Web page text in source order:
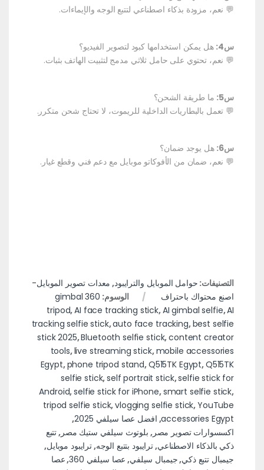
💬 نعم، مزودة بذكاء اصطناعي لتتبع الوجه والإيماءات.
س4:
هل يمكن استخدامها كبود لتصوير الفيديو؟
💬 نعم، تحتوي على حامل ثلاثي مدمج لتثبيت الهاتف بثبات.
س5:
ما طريقة الشحن؟
💬 تعمل بالبطاريات الداخلية للريموت، لا تحتاج شحن متكرر.
س6:
هل يوجد ضمان؟
💬 نعم، ضمان من الأفوكاتو موبايل مع دعم فني وقطع غيار.
التصنيفات: حوامل الموبايل والترايبود, معدات تصوير الموبايل-
اصنع محتواك باحتراف
الوسوم:
360 gimbal
tripod,AI face tracking stick,AI gimbal selfie,AI
tracking selfie stick,auto face tracking,best selfie
stick 2025,Bluetooth selfie stick,content creator
tools,live streaming stick,mobile accessories
Egypt,phone tripod stand,Q515TK Egypt,Q515TK
selfie stick,self portrait stick,selfie stick for
Android,selfie stick for iPhone,smart selfie stick,
tripod selfie stick,vlogging selfie stick,YouTube
accessories Egypt
, افضل عصا سيلفي 2025
,
اكسسوارات تصوير مصر, بلوتوث سيلفي ستيك مصر, تتبع
ذكي بالذكاء الاصطناعي, ترايبود بتتبع الوجه, ترايبود موبايل,
جيمبال تتبع ذكي, جيمبال سيلفي, عصا سيلفي 360 , عصا